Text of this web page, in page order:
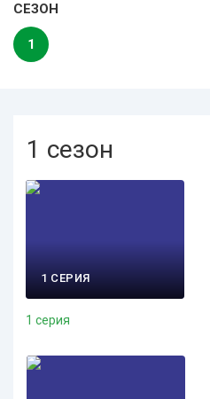
СЕЗОН
1
1 сезон
1 СЕРИЯ
1 серия